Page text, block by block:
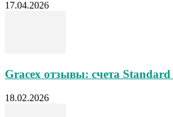
17.04.2026
Gracex отзывы: счета
18.02.2026